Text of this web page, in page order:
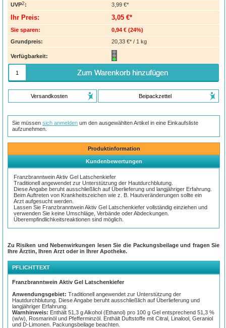
UVP2: 3,99 €*
Ihr Preis: 3,05 €*
Sie sparen: 0,94 € (24%)
Grundpreis:
20,33 €* / 1 kg
Verfügbarkeit:
Zum Warenkorb hinzufügen
Versandkosten Beipackzettel
Sie müssensich anmelden um den ausgewählten Artikel in eine Einkaufsliste
aufzunehmen.
Produktinformation
Kundenbewertungen
Franzbranntwein Aktiv Gel Latschenkiefer
Traditionell angewendet zur Unterstützung der Hautdurchblutung.
Diese Angabe beruht ausschließlich auf Überlieferung und langjähriger Erfahrung.
Beim Auftreten von Krankheitszeichen wie z. B. Hautveränderungen sollte ein
Arzt aufgesucht werden.
Lassen Sie Franzbranntwein Aktiv Gel Latschenkiefer vollständig einziehen und
verwenden Sie keine Umschläge, Verbände oder Abdeckungen.
Überempfindlichkeitsreaktionen sind möglich.
Zu Risiken und Nebenwirkungen lesen Sie die Packungsbeilage und fragen Sie
Ihre Ärztin, Ihren Arzt oder in Ihrer Apotheke.
PFLICHTTEXT
Franzbranntwein Aktiv Gel Latschenkiefer
Anwendungsgebiet:Traditionell angewendet zur Unterstützung der
Hautdurchblutung. Diese Angabe beruht ausschließlich auf Überlieferung und
langjähriger Erfahrung.
Warnhinweis: Enthält 51,3 g Alkohol (Ethanol) pro 100 g Gel entsprechend 51,3 %
(w/w), Rosmarinöl und Pfefferminzöl. Enthält Duftstoffe mit Citral, Linalool, Geraniol
und D-Limonen. Packungsbeilage beachten.